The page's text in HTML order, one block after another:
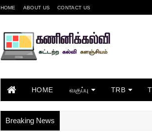
HOME ABOUT US CONTACT US
HOME வகுப்பு TRB
Breaking News